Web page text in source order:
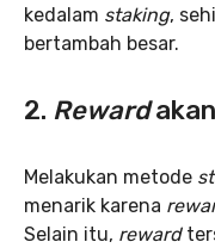
kedalam staking,
bertambah besar.
2. Reward
Melakukan metode
menarik karena
Selain itu, reward